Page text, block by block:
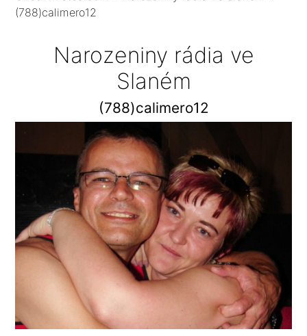
(788)calimero12
Narozeniny rádia ve
Slaném
(788)calimero12